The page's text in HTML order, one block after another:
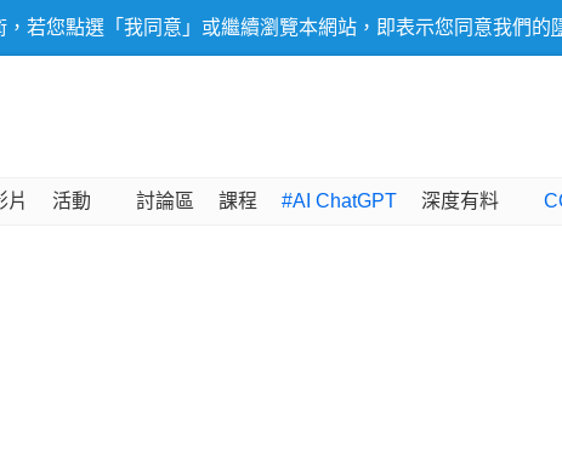
若您點選「我同意」或繼續瀏覽本網站，即表示您同意我們的
片 活動 討論區 課程 #AI ChatGPT 深度有料